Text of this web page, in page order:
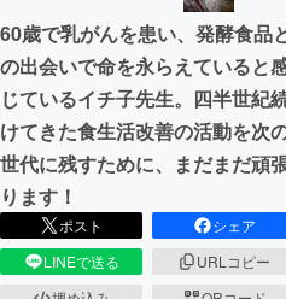
60歳で乳がんを患い、発酵食品
の出会いで命を永らえていると
じているイチ子先生。四半世紀
けてきた食生活改善の活動を次
世代に残すために、まだまだ頑
ります！
ポスト
シェア
LINEで送る
URLコピー